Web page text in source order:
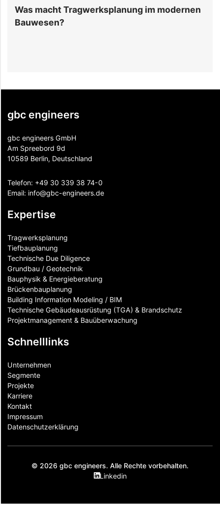
Was macht Tragwerksplanung im modernen
Bauwesen?
gbc engineers
gbc engineers GmbH
Am Spreebord 9d
10589 Berlin, Deutschland
Telefon: +49 30 339 38 74-0
Email: info@gbc-engineers.de
Expertise
Tragwerksplanung
Tiefbauplanung
Technische Due Diligence
Grundbau / Geotechnik
Bauphysik & Energieberatung
Brückenbauplanung
Building Information Modeling / BIM
Technische Gebäudeausrüstung (TGA) & Brandschutz
Projektmanagement & Bauüberwachung
Schnelllinks
Unternehmen
Segmente
Projekte
Karriere
Kontakt
Impressum
Datenschutzerklärung
© 2026 gbc engineers. Alle Rechte vorbehalten.
Linkedin